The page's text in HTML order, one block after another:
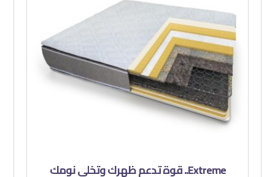
Extreme.. قوة تدعم ظهرك وتخلي نومك